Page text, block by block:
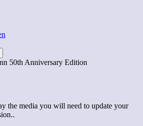
50th Anniversary Edition
the media you will need to update your